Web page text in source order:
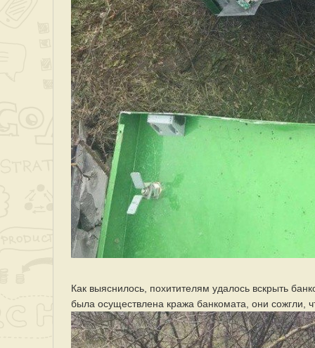
Как выяснилось, похитителям удалось вскрыть
была осуществлена кража банкомата, они сожгли,